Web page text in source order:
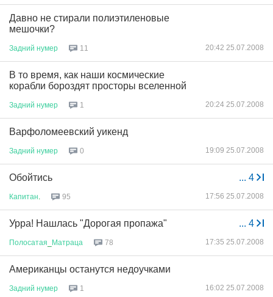
Давно не стирали полиэтиленовые
мешочки?
Задний нумер 11 20:42 25.07.2008
В то время, как наши космические
корабли бороздят просторы вселенной
Задний нумер 1 20:24 25.07.2008
Варфоломеевский уикенд
Задний нумер 0 19:09 25.07.2008
... 4
Обойтись
Капитан 95 17:56 25.07.2008
... 4
Урра! Нашлась "Дорогая пропажа"
Полосатая Матраца 78 17:35 25.07.2008
Американцы останутся недоучками
Задний нумер 1 16:02 25.07.2008